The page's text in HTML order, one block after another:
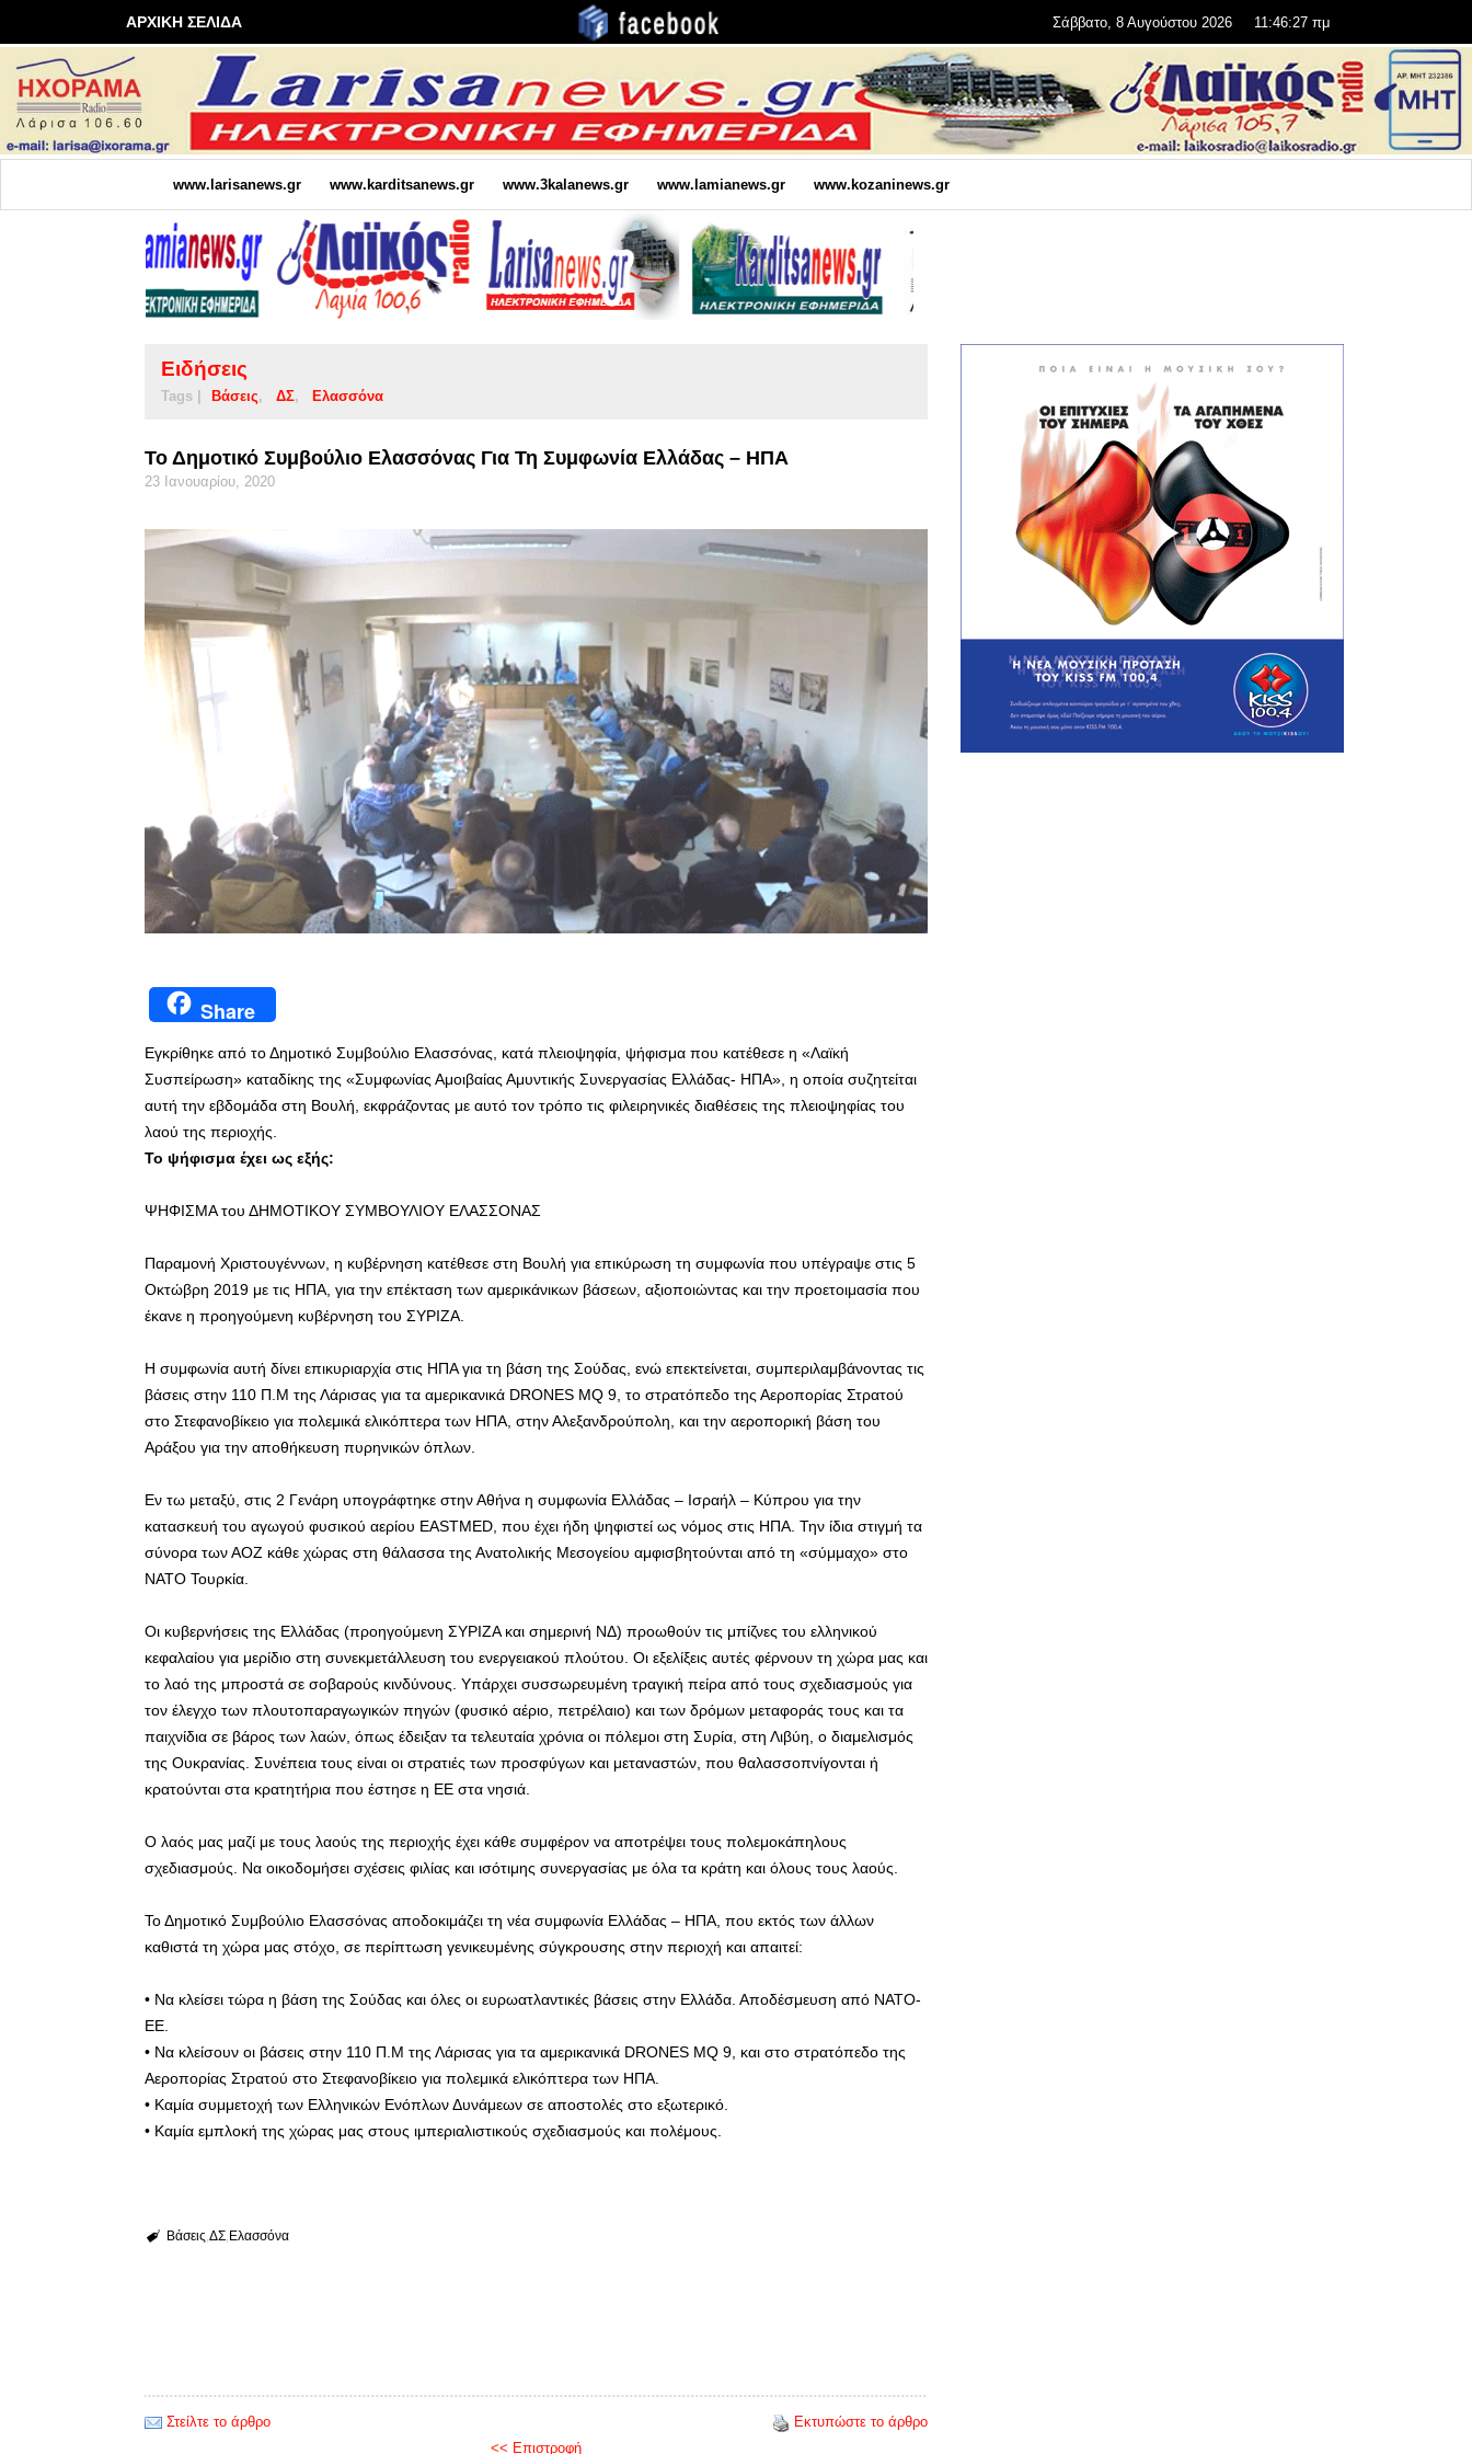
ΑΡΧΙΚΗ ΣΕΛΙΔΑ Σάββατο, 8 Αυγούστου 2026 11:46:28 πμ
www.larisanews.gr www.karditsanews.gr www.3kalanews.gr www.lamianews.gr www.kozaninews.gr
Ειδήσεις
Tags | Βάσεις ΔΣ Ελασσόνα
Το Δημοτικό Συμβούλιο Ελασσόνας Για Τη Συμφωνία Ελλάδας – ΗΠΑ
23 Ιανουαρίου, 2020
Share
Εγκρίθηκε από το Δημοτικό Συμβούλιο Ελασσόνας, κατά πλειοψηφία, ψήφισμα που κατέθεσε η «Λαϊκή
Συσπείρωση» καταδίκης της «Συμφωνίας Αμοιβαίας Αμυντικής Συνεργασίας Ελλάδας- ΗΠΑ», η οποία συζητείται
αυτή την εβδομάδα στη Βουλή, εκφράζοντας με αυτό τον τρόπο τις φιλειρηνικές διαθέσεις της πλειοψηφίας του
λαού της περιοχής.
Το ψήφισμα έχει ως εξής:
ΨΗΦΙΣΜΑ του ΔΗΜΟΤΙΚΟΥ ΣΥΜΒΟΥΛΙΟΥ ΕΛΑΣΣΟΝΑΣ
Παραμονή Χριστουγέννων, η κυβέρνηση κατέθεσε στη Βουλή για επικύρωση τη συμφωνία που υπέγραψε στις 5
Οκτώβρη 2019 με τις ΗΠΑ, για την επέκταση των αμερικάνικων βάσεων, αξιοποιώντας και την προετοιμασία που
έκανε η προηγούμενη κυβέρνηση του ΣΥΡΙΖΑ.
Η συμφωνία αυτή δίνει επικυριαρχία στις ΗΠΑ για τη βάση της Σούδας, ενώ επεκτείνεται, συμπεριλαμβάνοντας τις
βάσεις στην 110 Π.Μ της Λάρισας για τα αμερικανικά DRONES MQ 9, το στρατόπεδο της Αεροπορίας Στρατού
στο Στεφανοβίκειο για πολεμικά ελικόπτερα των ΗΠΑ, στην Αλεξανδρούπολη, και την αεροπορική βάση του
Αράξου για την αποθήκευση πυρηνικών όπλων.
Εν τω μεταξύ, στις 2 Γενάρη υπογράφτηκε στην Αθήνα η συμφωνία Ελλάδας – Ισραήλ – Κύπρου για την
κατασκευή του αγωγού φυσικού αερίου EASTMED, που έχει ήδη ψηφιστεί ως νόμος στις ΗΠΑ. Την ίδια στιγμή τα
σύνορα των ΑΟΖ κάθε χώρας στη θάλασσα της Ανατολικής Μεσογείου αμφισβητούνται από τη «σύμμαχο» στο
ΝΑΤΟ Τουρκία.
Οι κυβερνήσεις της Ελλάδας (προηγούμενη ΣΥΡΙΖΑ και σημερινή ΝΔ) προωθούν τις μπίζνες του ελληνικού
κεφαλαίου για μερίδιο στη συνεκμετάλλευση του ενεργειακού πλούτου. Οι εξελίξεις αυτές φέρνουν τη χώρα μας και
το λαό της μπροστά σε σοβαρούς κινδύνους. Υπάρχει συσσωρευμένη τραγική πείρα από τους σχεδιασμούς για
τον έλεγχο των πλουτοπαραγωγικών πηγών (φυσικό αέριο, πετρέλαιο) και των δρόμων μεταφοράς τους και τα
παιχνίδια σε βάρος των λαών, όπως έδειξαν τα τελευταία χρόνια οι πόλεμοι στη Συρία, στη Λιβύη, ο διαμελισμός
της Ουκρανίας. Συνέπεια τους είναι οι στρατιές των προσφύγων και μεταναστών, που θαλασσοπνίγονται ή
κρατούνται στα κρατητήρια που έστησε η ΕΕ στα νησιά.
Ο λαός μας μαζί με τους λαούς της περιοχής έχει κάθε συμφέρον να αποτρέψει τους πολεμοκάπηλους
σχεδιασμούς. Να οικοδομήσει σχέσεις φιλίας και ισότιμης συνεργασίας με όλα τα κράτη και όλους τους λαούς.
Το Δημοτικό Συμβούλιο Ελασσόνας αποδοκιμάζει τη νέα συμφωνία Ελλάδας – ΗΠΑ, που εκτός των άλλων
καθιστά τη χώρα μας στόχο, σε περίπτωση γενικευμένης σύγκρουσης στην περιοχή και απαιτεί:
• Να κλείσει τώρα η βάση της Σούδας και όλες οι ευρωατλαντικές βάσεις στην Ελλάδα. Αποδέσμευση από ΝΑΤΟ-
ΕΕ.
• Να κλείσουν οι βάσεις στην 110 Π.Μ της Λάρισας για τα αμερικανικά DRONES MQ 9, και στο στρατόπεδο της
Αεροπορίας Στρατού στο Στεφανοβίκειο για πολεμικά ελικόπτερα των ΗΠΑ.
• Καμία συμμετοχή των Ελληνικών Ενόπλων Δυνάμεων σε αποστολές στο εξωτερικό.
• Καμία εμπλοκή της χώρας μας στους ιμπεριαλιστικούς σχεδιασμούς και πολέμους.
Βάσεις ΔΣ Ελασσόνα
Στείλτε το άρθρο
Εκτυπώστε το άρθρο
<< Επιστροφή